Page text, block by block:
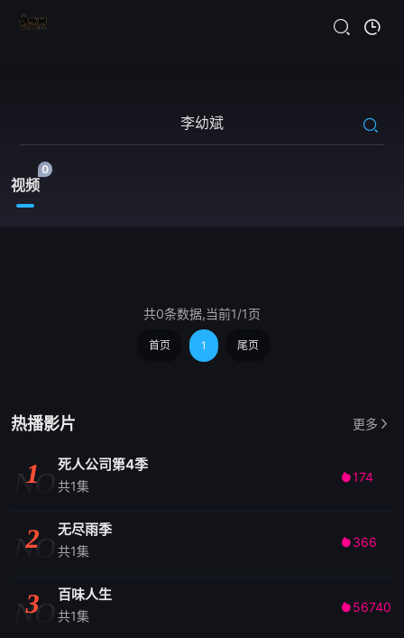
视频
0
共0条数据,当前1/1页
首页 1 尾页
热播影片 更多
NO
1 死人公司第4季
共1集
174
NO
2 无尽雨季
共1集
 366
NO
3 百味人生
共1集
 56740